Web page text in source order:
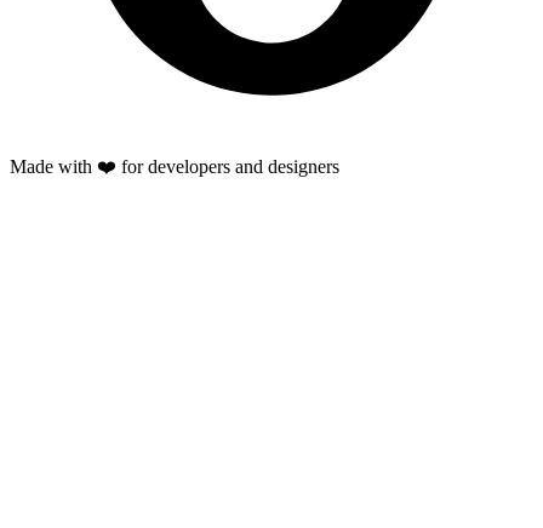
Made with ❤️ for developers and designers